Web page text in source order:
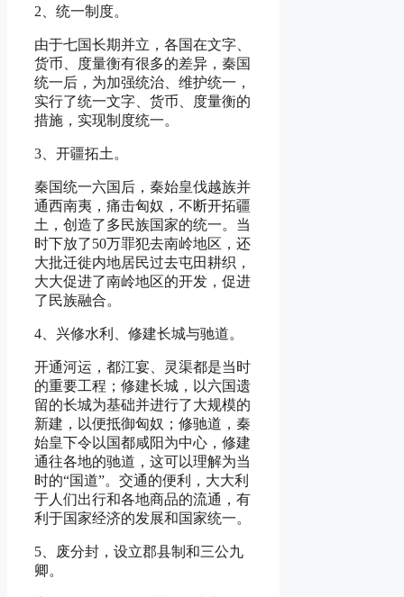
2、统一制度。
由于七国长期并立，各国在文字、
货币、度量衡有很多的差异，秦国
统一后，为加强统治、维护统一，
实行了统一文字、货币、度量衡的
措施，实现制度统一。
3、开疆拓土。
秦国统一六国后，秦始皇伐越族并
通西南夷，痛击匈奴，不断开拓疆
土，创造了多民族国家的统一。当
时下放了50万罪犯去南岭地区，还
大批迁徙内地居民过去屯田耕织，
大大促进了南岭地区的开发，促进
了民族融合。
4、兴修水利、修建长城与驰道。
开通河运，都江宴、灵渠都是当时
的重要工程；修建长城，以六国遗
留的长城为基础并进行了大规模的
新建，以便抵御匈奴；修驰道，秦
始皇下令以国都咸阳为中心，修建
通往各地的驰道，这可以理解为当
时的“国道”。交通的便利，大大利
于人们出行和各地商品的流通，有
利于国家经济的发展和国家统一。
5、废分封，设立郡县制和三公九
卿。